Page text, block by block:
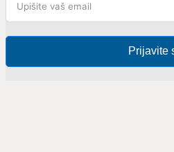
Prijavite